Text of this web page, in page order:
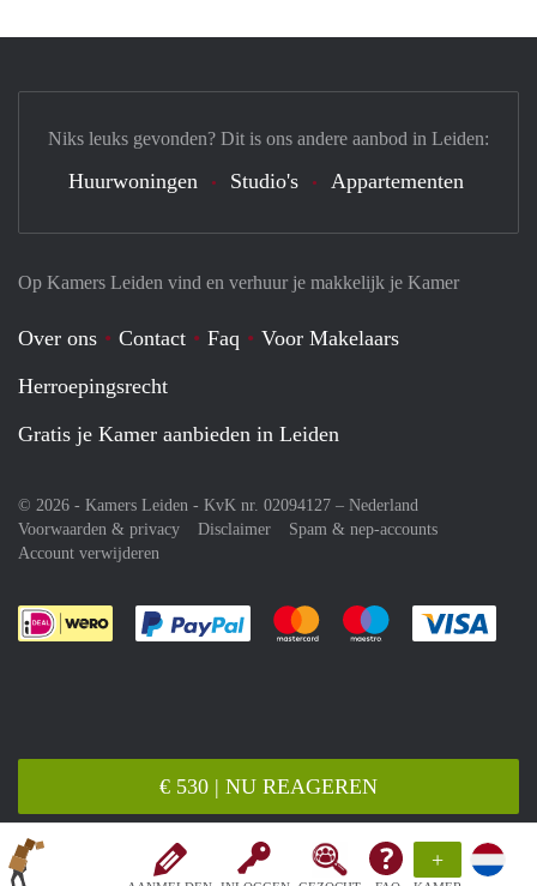
+
€ 530 | NU REAGEREN
Op Kamers Leiden vind en verhuur je makkelijk je Kamer
Over ons Contact Faq
Voor Makelaars
Herroepingsrecht
Gratis je Kamer aanbieden in Leiden
© 2026 - Kamers Leiden - KvK nr. 02094127 – Nederland
Voorwaarden & privacy
Disclaimer
Spam & nep-accounts
Account verwijderen
Je rekent gemakkelijk af met Paypal
Je rekent gemakkelijk af met
Je rekent
Niks leuks gevonden? Dit is ons andere aanbod in Leiden:
Huurwoningen Studio's Appartementen